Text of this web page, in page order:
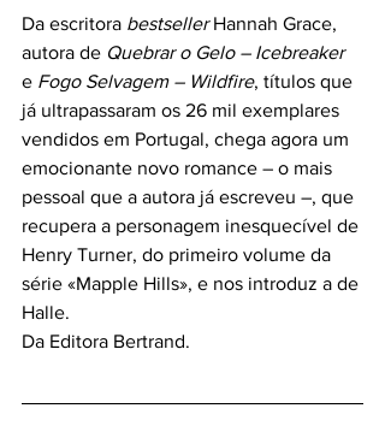
Da escritora bestseller Hannah Grace,
autora de Quebrar o Gelo – Icebreaker
e Fogo Selvagem – Wildfire, títulos que
já ultrapassaram os 26 mil exemplares
vendidos em Portugal, chega agora um
emocionante novo romance – o mais
pessoal que a autora já escreveu –, que
recupera a personagem inesquecível de
Henry Turner, do primeiro volume da
série «Mapple Hills», e nos introduz a de
Halle.
Da Editora Bertrand.